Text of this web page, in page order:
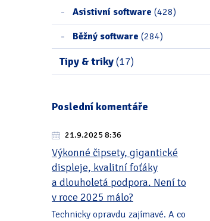
Asistivní software (428)
Běžný software (284)
Tipy & triky(17)
Poslední komentáře
21.9.2025 8:36
Výkonné čipsety, gigantické
displeje, kvalitní foťáky
a dlouholetá podpora. Není to
v roce 2025 málo?
Technicky opravdu zajímavé. A co